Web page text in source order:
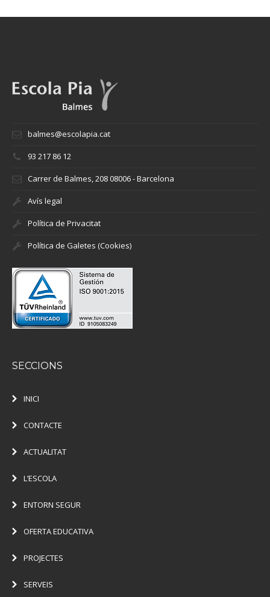
balmes@escolapia.cat
93 217 86 12
Carrer de Balmes, 208 08006 - Barcelona
Avís legal
Política de Privacitat
Política de Galetes (Cookies)
SECCIONS
INICI
CONTACTE
ACTUALITAT
L’ESCOLA
ENTORN SEGUR
OFERTA EDUCATIVA
PROJECTES
SERVEIS